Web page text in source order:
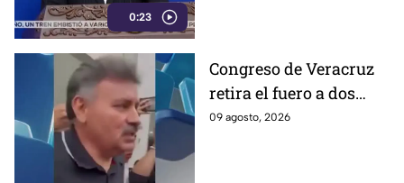
0:23
Congreso de Veracruz
retira el fuero a dos
alcaldes; revelan
09 agosto, 2026